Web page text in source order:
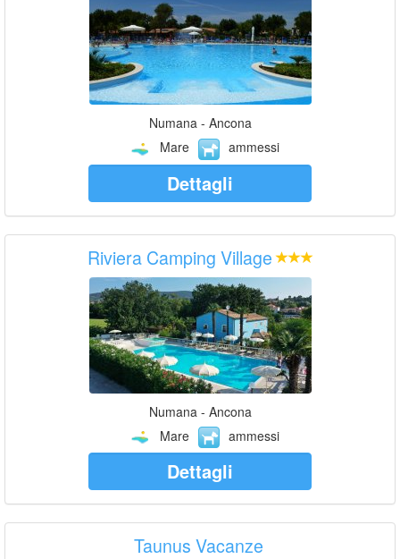
Numana - Ancona
Mare
ammessi
Dettagli
Riviera Camping Village
Numana - Ancona
Mare
ammessi
Dettagli
Taunus Vacanze